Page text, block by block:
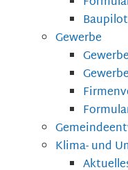
Gewerbe
Klima- und